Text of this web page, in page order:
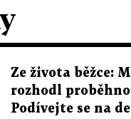
Ze života běžce:
rozhodl
Podívejte se na